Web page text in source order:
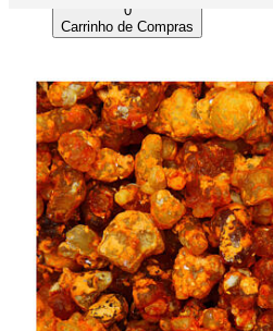
0
Carrinho de Compras